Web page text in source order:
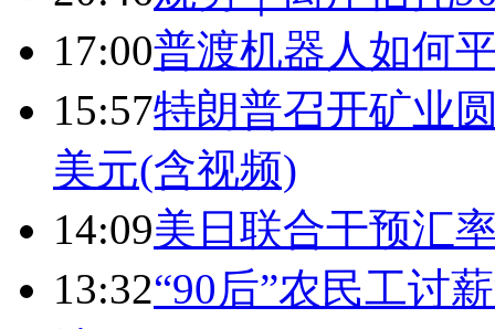
17:00普渡机器人如何
15:57特朗普召开矿业
美元(含视频)
14:09美日联合干预汇
13:32“90后”农民工讨